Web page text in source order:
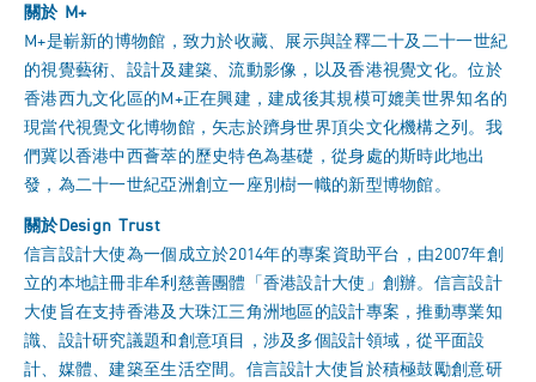
關於 M+
M+是嶄新的博物館，致力於收藏、展示與詮釋二十及二十一世紀
的視覺藝術、設計及建築、流動影像，以及香港視覺文化。位於
香港西九文化區的M+正在興建，建成後其規模可媲美世界知名的
現當代視覺文化博物館，矢志於躋身世界頂尖文化機構之列。我
們冀以香港中西薈萃的歷史特色為基礎，從身處的斯時此地出
發，為二十一世紀亞洲創立一座別樹一幟的新型博物館。
關於Design Trust
信言設計大使為一個成立於2014年的專案資助平台，由2007年創
立的本地註冊非牟利慈善團體「香港設計大使」創辦。信言設計
大使旨在支持香港及大珠江三角洲地區的設計專案，推動專業知
識、設計研究議題和創意項目，涉及多個設計領域，從平面設
計、媒體、建築至生活空間。信言設計大使旨於積極鼓勵創意研